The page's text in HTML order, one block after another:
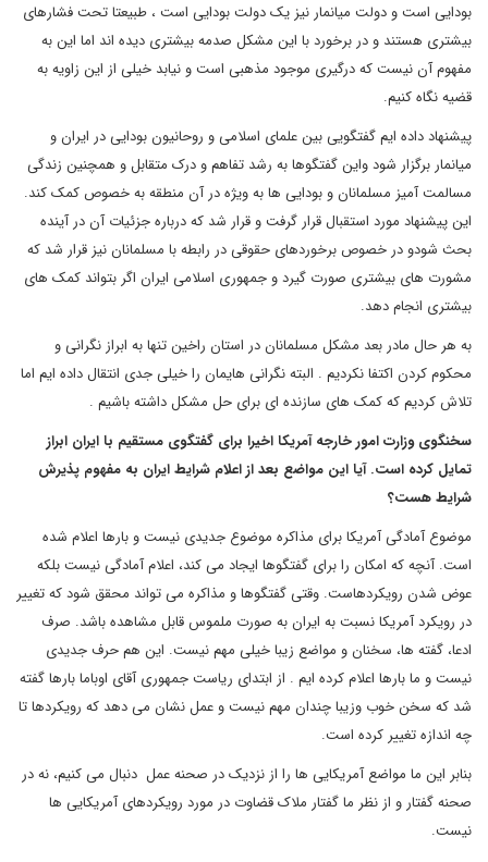
بودایی است و دولت میانمار نیز یک دولت بودایی است ، طبیعتا تحت فشارهای
بیشتری هستند و در برخورد با این مشکل صدمه بیشتری دیده اند اما این به
مفهوم آن نیست که درگیری موجود مذهبی است و نیابد خیلی از این زاویه به
قضیه نگاه کنیم.
پیشنهاد داده ایم گفتگویی بین علمای اسلامی و روحانیون بودایی در ایران و
میانمار برگزار شود واین گفتگوها به رشد تفاهم و درک متقابل و همچنین زندگی
مسالمت آمیز مسلمانان و بودایی ها به ویژه در آن منطقه به خصوص کمک کند.
این پیشنهاد مورد استقبال قرار گرفت و قرار شد که درباره جزئیات آن در آینده
بحث شودو در خصوص برخوردهای حقوقی در رابطه با مسلمانان نیز قرار شد که
مشورت های بیشتری صورت گیرد و جمهوری اسلامی ایران اگر بتواند کمک های
بیشتری انجام دهد.
به هر حال مادر بعد مشکل مسلمانان در استان راخین تنها به ابراز نگرانی و
محکوم کردن اکتفا نکردیم . البته نگرانی هایمان را خیلی جدی انتقال داده ایم اما
تلاش کردیم که کمک های سازنده ای برای حل مشکل داشته باشیم .
سخنگوی وزارت امور خارجه آمریکا اخیرا برای گفتگوی مستقیم با ایران ابراز
تمایل کرده است. آیا این مواضع بعد از اعلام شرایط ایران به مفهوم پذیرش
شرایط هست؟
موضوع آمادگی آمریکا برای مذاکره موضوع جدیدی نیست و بارها اعلام شده
است. آنچه که امکان را برای گفتگوها ایجاد می کند، اعلام آمادگی نیست بلکه
عوض شدن رویکردهاست. وقتی گفتگوها و مذاکره می تواند محقق شود که تغییر
در رویکرد آمریکا نسبت به ایران به صورت ملموس قابل مشاهده باشد. صرف
ادعا، گفته ها، سخنان و مواضع زیبا خیلی مهم نیست. این هم حرف جدیدی
نیست و ما بارها اعلام کرده ایم . از ابتدای ریاست جمهوری آقای اوباما بارها گفته
شد که سخن خوب وزیبا چندان مهم نیست و عمل نشان می دهد که رویکردها تا
چه اندازه تغییر کرده است.
بنابر این ما مواضع آمریکایی ها را از نزدیک در صحنه عمل دنبال می کنیم، نه در
صحنه گفتار و از نظر ما گفتار ملاک قضاوت در مورد رویکردهای آمریکایی ها
نیست.